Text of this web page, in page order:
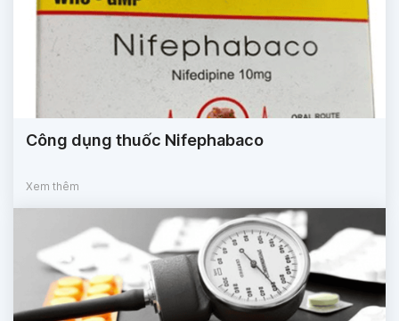
Công dụng thuốc Nifephabaco
Xem thêm